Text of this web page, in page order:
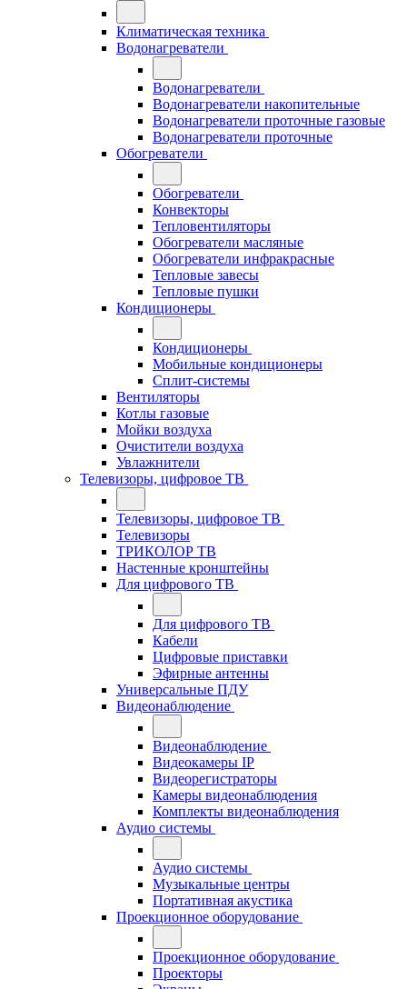
Климатическая техника
Водонагреватели
Водонагреватели
Водонагреватели накопительные
Водонагреватели проточные газовые
Водонагреватели проточные
Обогреватели
Обогреватели
Конвекторы
Тепловентиляторы
Обогреватели масляные
Обогреватели инфракрасные
Тепловые завесы
Тепловые пушки
Кондиционеры
Кондиционеры
Мобильные кондиционеры
Сплит-системы
Вентиляторы
Котлы газовые
Мойки воздуха
Очистители воздуха
Увлажнители
Телевизоры, цифровое ТВ
Телевизоры, цифровое ТВ
Телевизоры
ТРИКОЛОР ТВ
Настенные кронштейны
Для цифрового ТВ
Для цифрового ТВ
Кабели
Цифровые приставки
Эфирные антенны
Универсальные ПДУ
Видеонаблюдение
Видеонаблюдение
Видеокамеры IP
Видеорегистраторы
Камеры видеонаблюдения
Комплекты видеонаблюдения
Аудио системы
Аудио системы
Музыкальные центры
Портативная акустика
Проекционное оборудование
Проекционное оборудование
Проекторы